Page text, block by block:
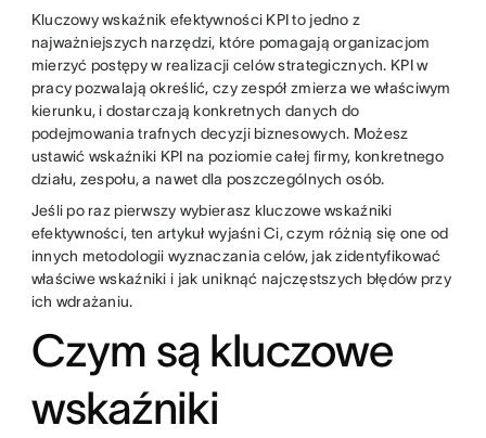
Kluczowy wskaźnik efektywności KPI to jedno z
najważniejszych narzędzi, które pomagają organizacjom
mierzyć postępy w realizacji celów strategicznych. KPI w
pracy pozwalają określić, czy zespół zmierza we właściwym
kierunku, i dostarczają konkretnych danych do
podejmowania trafnych decyzji biznesowych. Możesz
ustawić wskaźniki KPI na poziomie całej firmy, konkretnego
działu, zespołu, a nawet dla poszczególnych osób.
Jeśli po raz pierwszy wybierasz kluczowe wskaźniki
efektywności, ten artykuł wyjaśni Ci, czym różnią się one od
innych metodologii wyznaczania celów, jak zidentyfikować
właściwe wskaźniki i jak uniknąć najczęstszych błędów przy
ich wdrażaniu.
Czym są kluczowe
wskaźniki